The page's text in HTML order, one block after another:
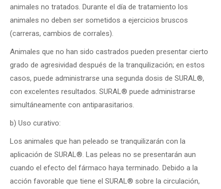
animales no tratados. Durante el día de tratamiento los
animales no deben ser sometidos a ejercicios bruscos
(carreras, cambios de corrales).
Animales que no han sido castrados pueden presentar cierto
grado de agresividad después de la tranquilización; en estos
casos, puede administrarse una segunda dosis de SURAL®,
con excelentes resultados. SURAL® puede administrarse
simultáneamente con antiparasitarios.
b) Uso curativo:
Los animales que han peleado se tranquilizarán con la
aplicación de SURAL®. Las peleas no se presentarán aun
cuando el efecto del fármaco haya terminado. Debido a la
acción favorable que tiene el SURAL® sobre la circulación,